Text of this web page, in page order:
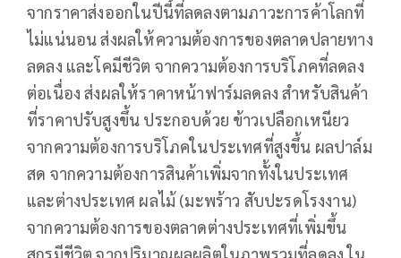
จากราคาส่งออกในปีนี้ที่ลดลงตามภาวะการค้าโลกที่
ไม่แน่นอน ส่งผลให้ความต้องการของตลาดปลายทาง
ลดลง และโคมีชีวิต จากความต้องการบริโภคที่ลดลง
ต่อเนื่อง ส่งผลให้ราคาหน้าฟาร์มลดลง สำหรับสินค้า
ที่ราคาปรับสูงขึ้น ประกอบด้วย ข้าวเปลือกเหนียว
จากความต้องการบริโภคในประเทศที่สูงขึ้น ผลปาล์ม
สด จากความต้องการสินค้าเพิ่มจากทั้งในประเทศ
และต่างประเทศ ผลไม้ (มะพร้าว สับปะรดโรงงาน)
จากความต้องการของตลาดต่างประเทศที่เพิ่มขึ้น
สุกรมีชีวิต จากปริมาณผลผลิตในภาพรวมที่ลดลง ใน